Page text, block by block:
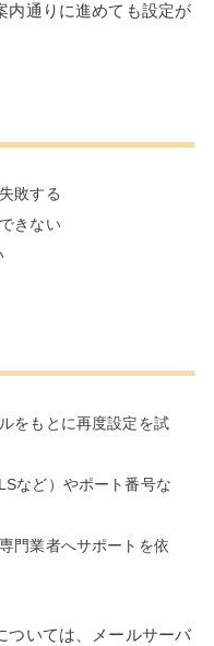
内通りに進めても設定が
敗する
きない
をもとに再度設定を試
など）やポート番号な
門業者へサポートを依
ついては、メールサーバ